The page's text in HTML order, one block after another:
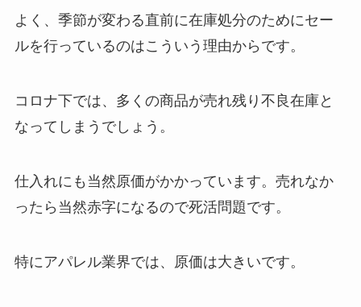
よく、季節が変わる直前に在庫処分のためにセー
ルを行っているのはこういう理由からです。
コロナ下では、多くの商品が売れ残り不良在庫と
なってしまうでしょう。
仕入れにも当然原価がかかっています。売れなか
ったら当然赤字になるので死活問題です。
特にアパレル業界では、原価は大きいです。